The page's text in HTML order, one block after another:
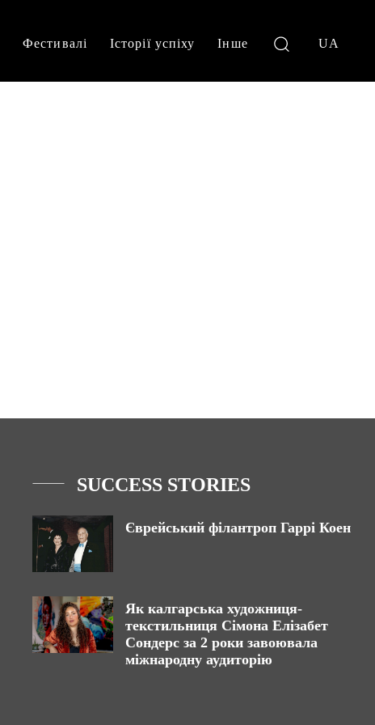
Фестивалі Історії успіху Інше UA
SUCCESS STORIES
Єврейський філантроп Гаррі Коен
Як калгарська художниця-
текстильниця Сімона Елізабет
Сондерс за 2 роки завоювала
міжнародну аудиторію